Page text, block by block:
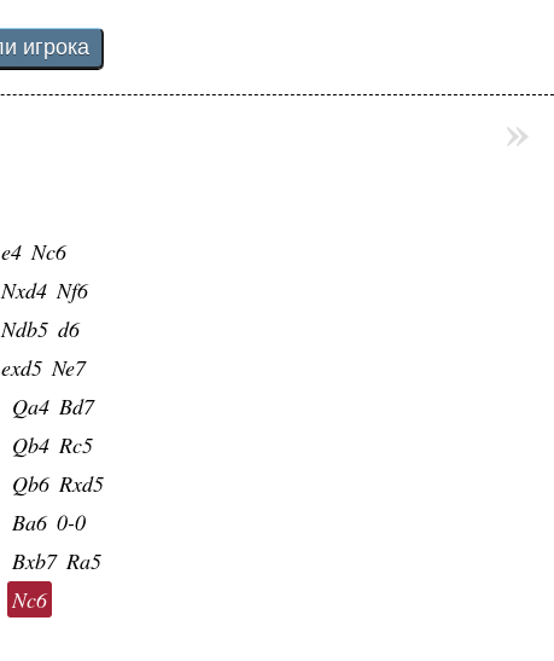
e4 Nc6
Nxd4 Nf6
Ndb5 d6
exd5 Ne7
Qa4 Bd7
Qb4 Rc5
Qb6 Rxd5
Ba6 0-0
Bxb7 Ra5
Nc6
»